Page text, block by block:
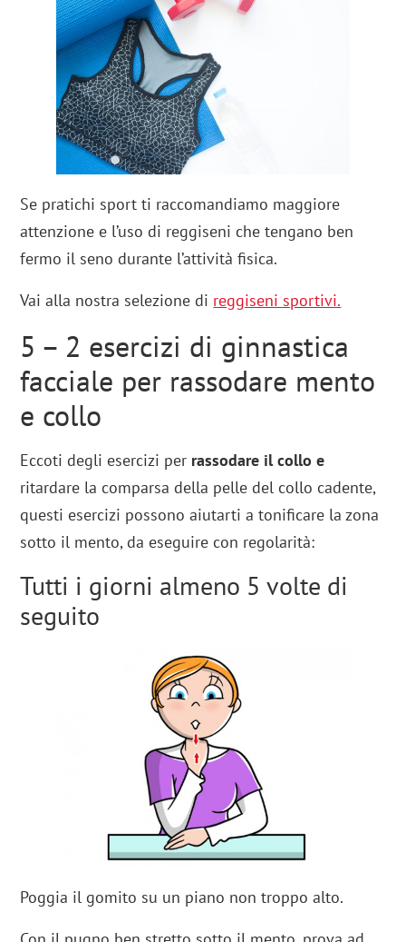
Se pratichi sport ti raccomandiamo maggiore
attenzione e l’uso di reggiseni che tengano ben
fermo il seno durante l’attività fisica.
Vai alla nostra selezione di reggiseni sportivi.
5 – 2 esercizi di ginnastica
facciale per rassodare mento
e collo
Eccoti degli esercizi per rassodare il collo e
ritardare la comparsa della pelle del collo cadente,
questi esercizi possono aiutarti a tonificare la zona
sotto il mento, da eseguire con regolarità:
Tutti i giorni almeno 5 volte di
seguito
Poggia il gomito su un piano non troppo alto.